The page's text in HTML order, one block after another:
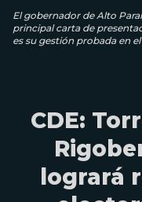
El gobernador de Alto
principal carta de
es su gestión probada en
CDE:
logrará